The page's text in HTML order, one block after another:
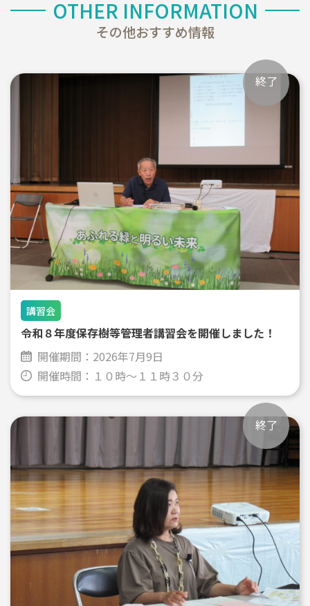
OTHER INFORMATION
その他おすすめ情報
終了
講習会
令和８年度保存樹等管理者講習会を開催しました！
開催期間： 2026年7月9日
開催時間： １０時～１１時３０分
終了